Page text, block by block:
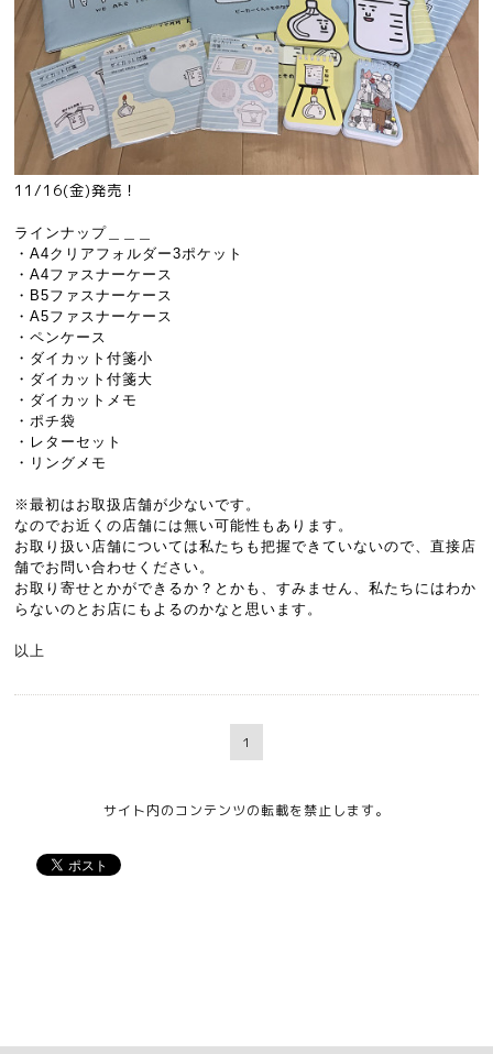
11/16(金)発売！
ラインナップ＿＿＿
・A4クリアフォルダー3ポケット
・A4ファスナーケース
・B5ファスナーケース
・A5ファスナーケース
・ペンケース
・ダイカット付箋小
・ダイカット付箋大
・ダイカットメモ
・ポチ袋
・レターセット
・リングメモ
※最初はお取扱店舗が少ないです。
なのでお近くの店舗には無い可能性もあります。
お取り扱い店舗については私たちも把握できていないので、直接店
舗でお問い合わせください。
お取り寄せとかができるか？とかも、すみません、私たちにはわか
らないのとお店にもよるのかなと思います。
以上
1
サイト内のコンテンツの転載を禁止します。